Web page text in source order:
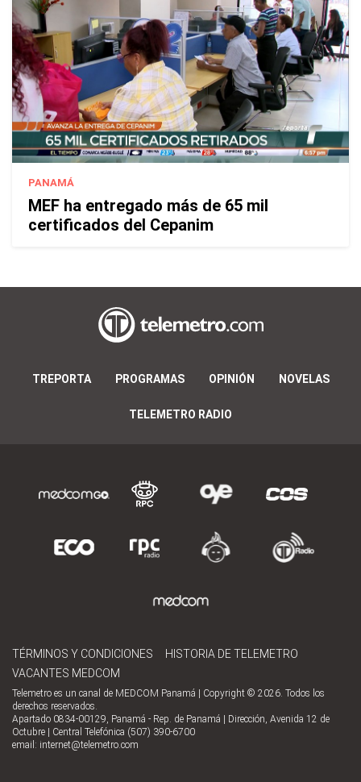
PANAMÁ
MEF ha entregado más de 65 mil
certificados del Cepanim
TREPORTA PROGRAMAS OPINIÓN NOVELAS
TELEMETRO RADIO
TÉRMINOS Y CONDICIONES
HISTORIA DE TELEMETRO
VACANTES MEDCOM
Telemetro es un canal de MEDCOM Panamá | Copyright © 2026. Todos los
derechos reservados.
Apartado 0834-00129, Panamá - Rep. de Panamá | Dirección, Avenida 12 de
Octubre | Central Telefónica (507) 390-6700
email: internet@telemetro.com